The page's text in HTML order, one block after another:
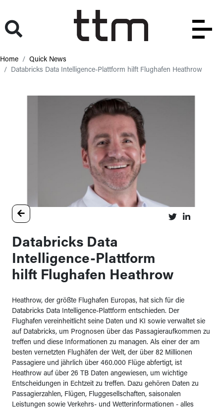
Home
Quick News
Databricks Data Intelligence-Plattform hilft Flughafen Heathrow
Databricks Data
Intelligence-Plattform
hilft Flughafen Heathrow
Heathrow, der größte Flughafen Europas, hat sich für die
Databricks Data Intelligence-Plattform entschieden. Der
Flughafen vereinheitlicht seine Daten und KI sowie verwaltet sie
auf Databricks, um Prognosen über das Passagieraufkommen zu
treffen und diese Informationen zu managen. Als einer der am
besten vernetzten Flughäfen der Welt, der über 82 Millionen
Passagiere und jährlich über 460.000 Flüge abfertigt, ist
Heathrow auf über 26 TB Daten angewiesen, um wichtige
Entscheidungen in Echtzeit zu treffen. Dazu gehören Daten zu
Passagierzahlen, Flügen, Fluggesellschaften, saisonalen
Leistungen sowie Verkehrs- und Wetterinformationen - alles